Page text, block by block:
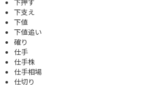
下支え
下値
下値追い
確り
仕手
仕手株
仕手相場
仕切り